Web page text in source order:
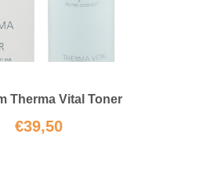
Therma Vital Toner
€39,50